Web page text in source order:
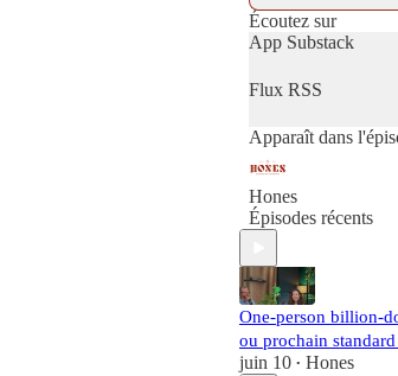
Écoutez sur
App Substack
Flux RSS
Apparaît dans
Hones
Épisodes récents
One-person billion-
ou prochain standard
juin 10 • Hones